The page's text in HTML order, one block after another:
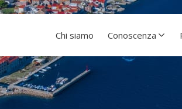
Chi siamo Conoscenza